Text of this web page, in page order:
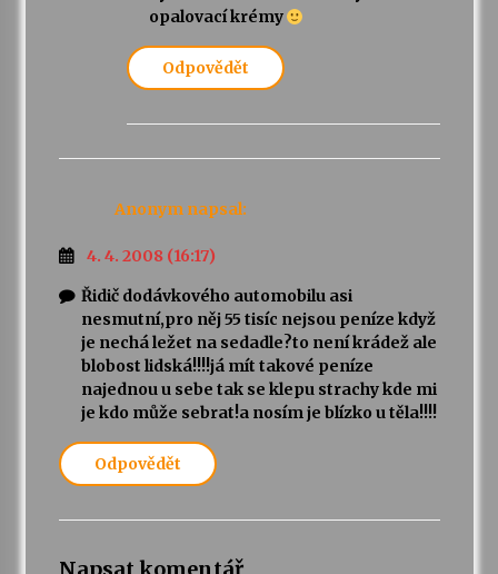
opalovací krémy
Odpovědět
Anonym napsal:
4. 4. 2008 (16:17)
Řidič dodávkového automobilu asi
nesmutní,pro něj 55 tisíc nejsou peníze když
je nechá ležet na sedadle?to není krádež ale
blobost lidská!!!!já mít takové peníze
najednou u sebe tak se klepu strachy kde mi
je kdo může sebrat!a nosím je blízko u těla!!!!
Odpovědět